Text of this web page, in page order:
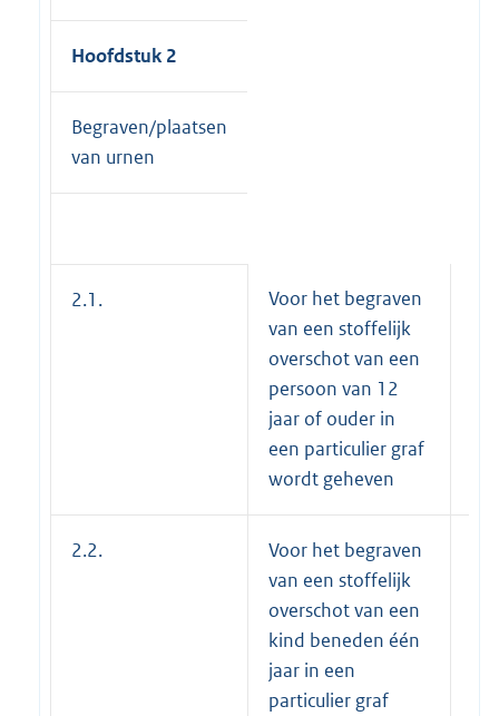
Hoofdstuk 2
Begraven/plaatsen
van urnen
2.1.
Voor het begraven
van een stoffelijk
overschot van een
persoon van 12
jaar of ouder in
een particulier graf
wordt geheven
2.2.
Voor het begraven
van een stoffelijk
overschot van een
kind beneden één
jaar in een
particulier graf